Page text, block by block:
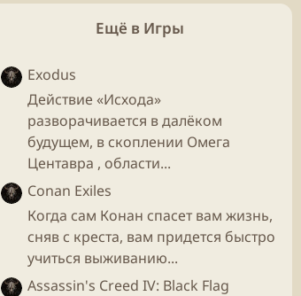
Ещё в Игры
Exodus
Действие «Исхода»
разворачивается в далёком
будущем, в скоплении Омега
Центавра , области...
Conan Exiles
Когда сам Конан спасет вам жизнь,
сняв с креста, вам придется быстро
учиться выживанию...
Assassin's Creed IV: Black Flag